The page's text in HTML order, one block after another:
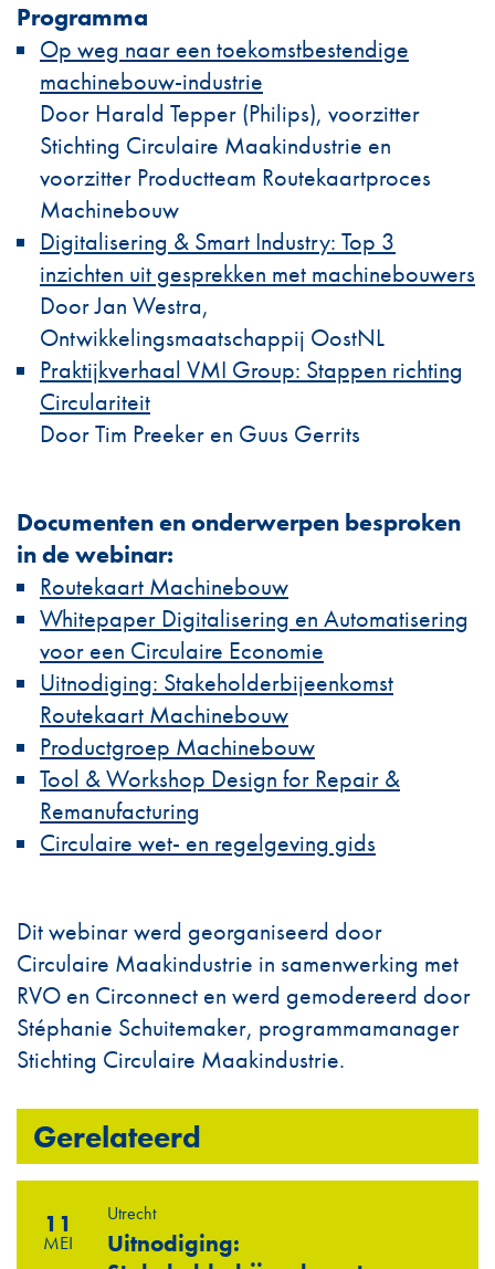
Programma
Op weg naar een toekomstbestendige
machinebouw-industrie
Door Harald Tepper (Philips), voorzitter
Stichting Circulaire Maakindustrie en
voorzitter Productteam Routekaartproces
Machinebouw
Digitalisering & Smart Industry: Top 3
inzichten uit gesprekken met machinebouwers
Door Jan Westra,
Ontwikkelingsmaatschappij OostNL
Praktijkverhaal VMI Group: Stappen richting
Circulariteit
Door Tim Preeker en Guus Gerrits
Documenten en onderwerpen besproken
in de webinar:
Routekaart Machinebouw
Whitepaper Digitalisering en Automatisering
voor een Circulaire Economie
Uitnodiging: Stakeholderbijeenkomst
Routekaart Machinebouw
Productgroep Machinebouw
Tool & Workshop Design for Repair &
Remanufacturing
Circulaire wet- en regelgeving gids
Dit webinar werd georganiseerd door
Circulaire Maakindustrie in samenwerking met
RVO en Circonnect en werd gemodereerd door
Stéphanie Schuitemaker, programmamanager
Stichting Circulaire Maakindustrie.
Gerelateerd
11
MEI
Utrecht
Uitnodiging: